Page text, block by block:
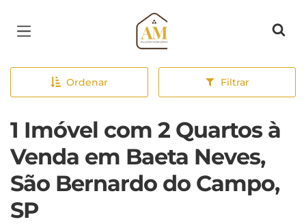
Página inicial
Ordenar Filtrar
1 Imóvel com 2 Quartos à
Venda em Baeta Neves,
São Bernardo do Campo,
SP